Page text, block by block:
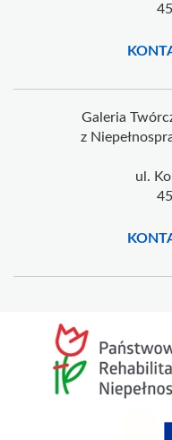
Galeria
z
ul.